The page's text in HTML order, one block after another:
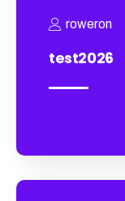
roweron
test2026